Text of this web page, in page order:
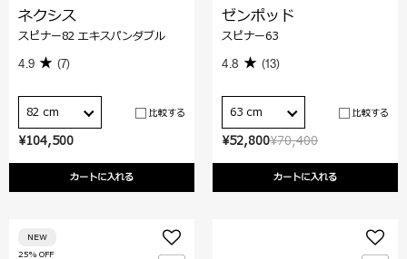
¥104,500
カートに入れる
ネクシス
スピナー82 エキスパンダブル
4.9 (7)
82 cm 比較する
¥70,400
¥52,800
カートに入れる
ゼンポッド
スピナー63
4.8 (13)
63 cm 比較する
25% OFF
NEW